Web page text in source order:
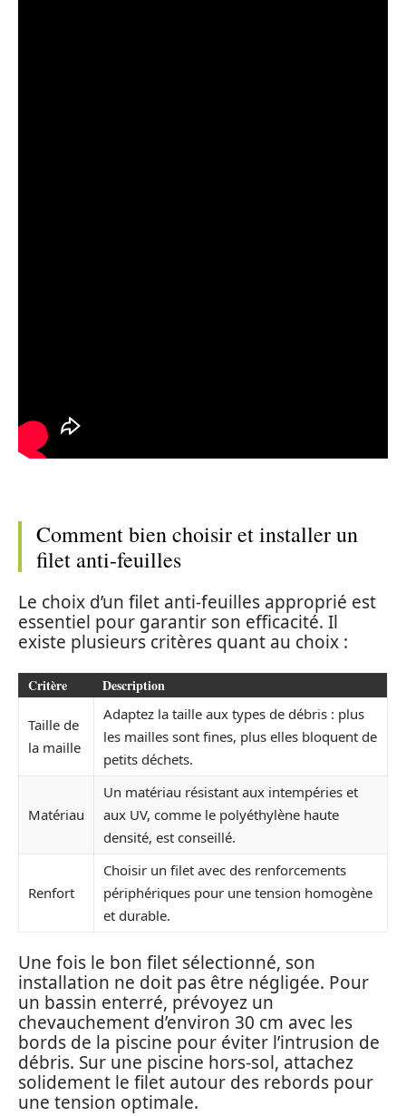
Comment bien choisir et installer un
filet anti-feuilles
Le choix d’un filet anti-feuilles approprié est
essentiel pour garantir son efficacité. Il
existe plusieurs critères quant au choix :
Critère Description
Taille de
la maille
Adaptez la taille aux types de débris : plus
les mailles sont fines, plus elles bloquent de
petits déchets.
Matériau
Un matériau résistant aux intempéries et
aux UV, comme le polyéthylène haute
densité, est conseillé.
Renfort
Choisir un filet avec des renforcements
périphériques pour une tension homogène
et durable.
Une fois le bon filet sélectionné, son
installation ne doit pas être négligée. Pour
un bassin enterré, prévoyez un
chevauchement d’environ 30 cm avec les
bords de la piscine pour éviter l’intrusion de
débris. Sur une piscine hors-sol, attachez
solidement le filet autour des rebords pour
une tension optimale.